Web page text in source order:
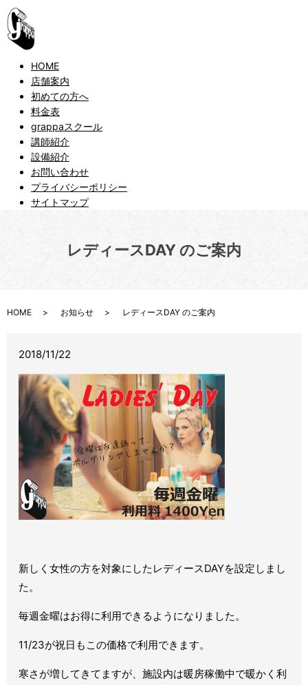
HOME
店舗案内
初めての方へ
料金表
grappaスクール
講師紹介
設備紹介
お問い合わせ
プライバシーポリシー
サイトマップ
レディースDAY のご案内
HOME お知らせ レディースDAY のご案内
2018/11/22
新しく女性の方を対象にしたレディースDAYを設定しまし
た。
毎週金曜はお得に利用できるようになりました。
11/23が祝日もこの価格で利用できます。
寒さが増してきてますが、施設内は暖房稼働中で暖かく利